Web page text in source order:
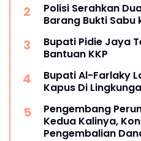
Polisi Serahkan
Barang Bukti Sabu
Bupati Pidie Jaya
Bantuan KKP
Bupati Al-Farlaky
Kapus Di
Pengembang
Kedua Kalinya,
Pengembalian